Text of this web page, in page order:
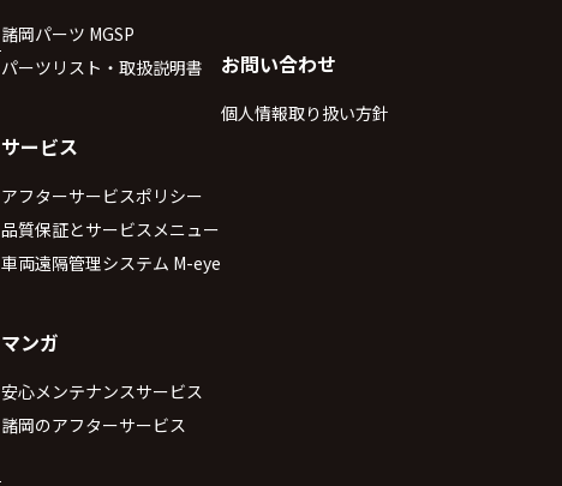
諸岡パーツ MGSP
パーツリスト・取扱説明書
サービス
アフターサービスポリシー
品質保証とサービスメニュー
車両遠隔管理システム M-eye
マンガ
安心メンテナンスサービス
諸岡のアフターサービス
お問い合わせ
個人情報取り扱い方針